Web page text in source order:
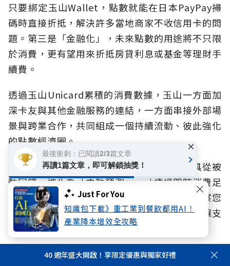
Just For You
知識包下載》重工業到餐飲都用AI！
產業降本增效全攻略
只要綁定玉山Wallet，點數就能在日本PayPay掃
碼時直接折抵，解決許多當地商家不收信用卡的問
題。第三是「金融化」，未來點數的用途將不只限
於消費，更有望用來折抵房貸利息或基金等理財手
續費。
透過玉山Unicard累積的消費數據，玉山一方面加
深卡友與其他金融服務的連結，一方面串接外部場
景與跨業合作，共同組成一個持續流動、彼此強化
的點數經濟圈。
林榮華強調，玉山更長遠的目標是讓支付工具從被
動回饋，進化為「主動預測」。「透過即時消費足
跡與外部變數分析，支付工具能進一步主動洞察您
的消費偏好，精準推薦符合習慣的卡友優惠，讓支
付體驗真正升級為消費者的生活顧問。」
40 週年盛大開啟！享限定優惠與獨家好禮
最後衝刺：已閱讀2/3篇文章
再讀1篇文章，即可解鎖抽獎！
×